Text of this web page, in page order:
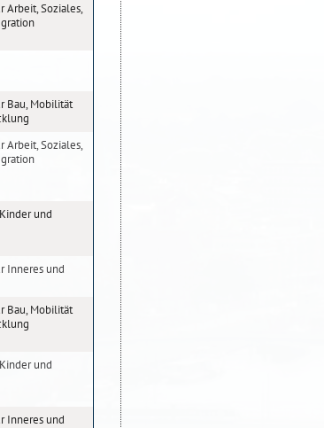
Arbeit, Soziales,
Bau, Mobilität
Arbeit, Soziales,
und
Inneres und
Bau, Mobilität
und
Inneres und